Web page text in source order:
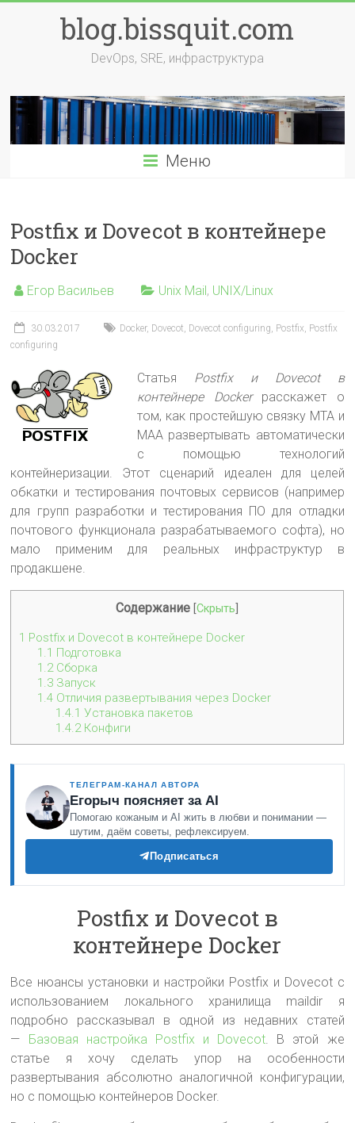
содержимомуblog.bissquit.com
DevOps, SRE, инфраструктура
Меню
Postfix и Dovecot в контейнере
Docker
Егор Васильев Unix Mail, UNIX/Linux
30.03.2017 Docker, Dovecot, Dovecot configuring, Postfix, Postfix
configuring
Статья Postfix и Dovecot в
контейнере Dockerрасскажет о
том, как простейшую связку MTA и
MAA развертывать автоматически
с помощью технологий
контейнеризации. Этот сценарий идеален для целей
обкатки и тестирования почтовых сервисов (например
для групп разработки и тестирования ПО для отладки
почтового функционала разрабатываемого софта), но
мало применим для реальных инфраструктур в
продакшене.
Содержание [Скрыть
1 Postfix и Dovecot в контейнере Docker
1.1 Подготовка
1.2Сборка
1.3 Запуск
1.4 Отличия развертывания через Docker
1.4.1 Установка пакетов
1.4.2Конфиги
ТЕЛЕГРАМ-КАНАЛ АВТОРА
Егорыч поясняет за AI
Помогаю кожаным и AI жить в любви и понимании —
шутим, даём советы, рефлексируем.
Подписаться
Postfix и Dovecot в
контейнере Docker
Все нюансы установки и настройки Postfix и Dovecot с
использованием локального хранилища maildir я
подробно рассказывал в одной из недавних статей
— Базовая настройка Postfix и Dovecot. В этой же
статье я хочу сделать упор на особенности
развертывания абсолютно аналогичной конфигурации,
но с помощью контейнеров Docker.